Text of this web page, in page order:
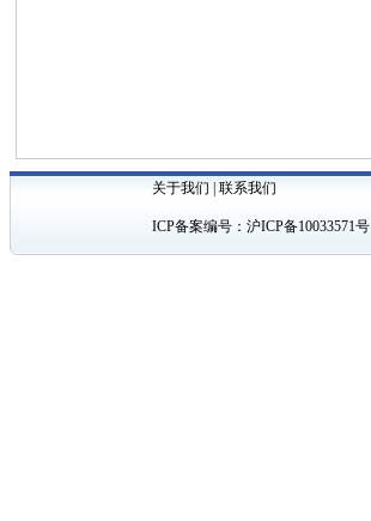
关于我们 |联系我们
ICP备案编号：沪ICP备10033571号